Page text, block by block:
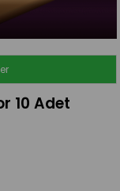
10 Adet